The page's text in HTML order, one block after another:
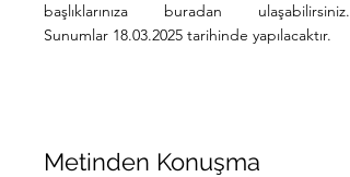
başlıklarınıza buradan ulaşabilirsiniz.
Sunumlar 18.03.2025 tarihinde yapılacaktır.
Metinden Konuşma